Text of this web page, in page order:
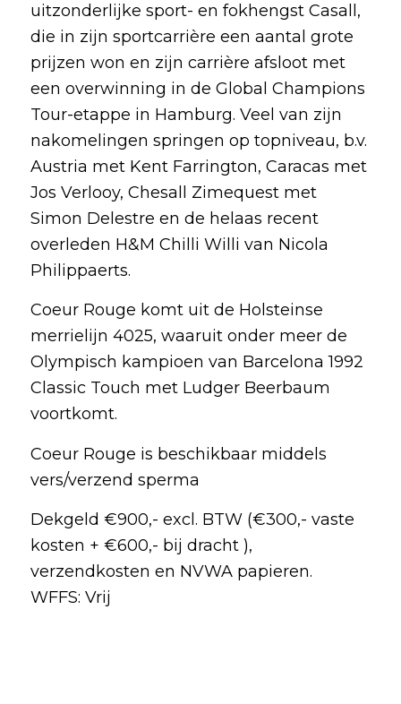
uitzonderlijke sport- en fokhengst Casall,
die in zijn sportcarrière een aantal grote
prijzen won en zijn carrière afsloot met
een overwinning in de Global Champions
Tour-etappe in Hamburg. Veel van zijn
nakomelingen springen op topniveau, b.v.
Austria met Kent Farrington, Caracas met
Jos Verlooy, Chesall Zimequest met
Simon Delestre en de helaas recent
overleden H&M Chilli Willi van Nicola
Philippaerts.
Coeur Rouge komt uit de Holsteinse
merrielijn 4025, waaruit onder meer de
Olympisch kampioen van Barcelona 1992
Classic Touch met Ludger Beerbaum
voortkomt.
Coeur Rouge is beschikbaar middels
vers/verzend sperma
Dekgeld €900,- excl. BTW (€300,- vaste
kosten + €600,- bij dracht ),
verzendkosten en NVWA papieren.
WFFS: Vrij